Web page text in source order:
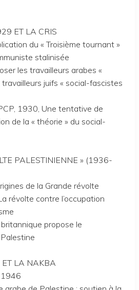
ET LA CRIS
du « Troisième tournant »
stalinisée
les travailleurs arabes «
juifs « social-fascistes
1930, Une tentative de
de la « théorie » du social-
PALESTINIENNE » (1936-
de la Grande révolte
révolte contre l’occupation
britannique propose le
ET LA NAKBA
1946